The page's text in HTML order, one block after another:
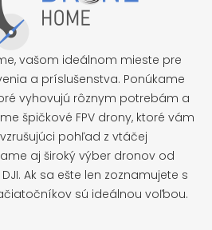
vašom ideálnom mieste pre
a príslušenstva. Ponúkame
vyhovujú rôznym potrebám a
špičkové FPV drony, ktoré vám
pohľad z vtáčej
aj široký výber dronov od
Ak sa ešte len zoznamujete s
sú ideálnou voľbou.